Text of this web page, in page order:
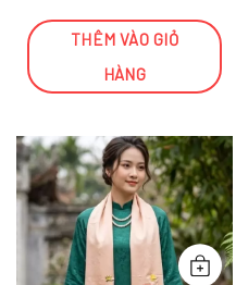
THÊM VÀO GIỎ
HÀNG